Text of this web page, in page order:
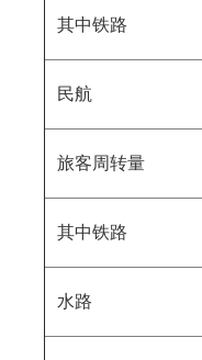
其中铁路
民航
旅客周转量
其中铁路
水路